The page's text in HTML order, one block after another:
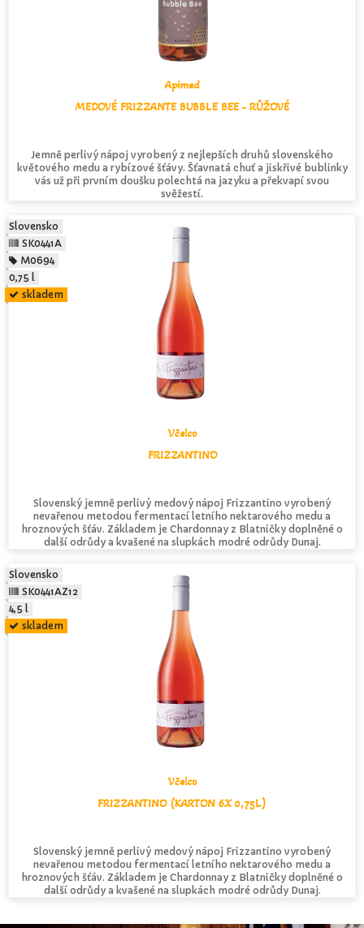
Apimed
MEDOVÉ FRIZZANTE BUBBLE BEE - RŮŽOVÉ
Jemně perlivý nápoj vyrobený z nejlepších druhů slovenského
květového medu a rybízové šťávy. Šťavnatá chuť a jiskřivé bublinky
vás už při prvním doušku polechtá na jazyku a překvapí svou
svěžestí.
Včelco
FRIZZANTINO
Slovenský jemně perlivý medový nápoj Frizzantino vyrobený
nevařenou metodou fermentací letního nektarového medu a
hroznových šťáv. Základem je Chardonnay z Blatničky doplněné o
další odrůdy a kvašené na slupkách modré odrůdy Dunaj.
Slovensko
SK0441A
M0694
0,75 l
skladem
Včelco
FRIZZANTINO (KARTON 6X 0,75L)
Slovenský jemně perlivý medový nápoj Frizzantino vyrobený
nevařenou metodou fermentací letního nektarového medu a
hroznových šťáv. Základem je Chardonnay z Blatničky doplněné o
další odrůdy a kvašené na slupkách modré odrůdy Dunaj.
Slovensko
SK0441AZ12
4,5 l
skladem